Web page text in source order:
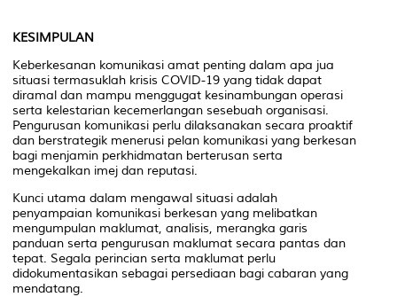
KESIMPULAN
Keberkesanan komunikasi amat penting dalam apa jua
situasi termasuklah krisis COVID-19 yang tidak dapat
diramal dan mampu menggugat kesinambungan operasi
serta kelestarian kecemerlangan sesebuah organisasi.
Pengurusan komunikasi perlu dilaksanakan secara proaktif
dan berstrategik menerusi pelan komunikasi yang berkesan
bagi menjamin perkhidmatan berterusan serta
mengekalkan imej dan reputasi.
Kunci utama dalam mengawal situasi adalah
penyampaian komunikasi berkesan yang melibatkan
mengumpulan maklumat, analisis, merangka garis
panduan serta pengurusan maklumat secara pantas dan
tepat. Segala perincian serta maklumat perlu
didokumentasikan sebagai persediaan bagi cabaran yang
mendatang.